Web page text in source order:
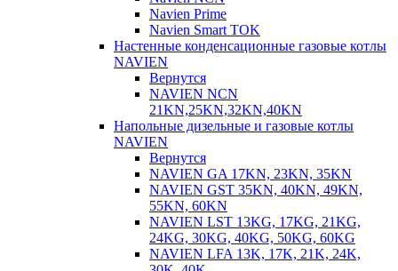
Navien Prime
Navien Smart TOK
Настенные конденсационные газовые котлы
NAVIEN
Вернутся
NAVIEN NCN
21KN,25KN,32KN,40KN
Напольные дизельные и газовые котлы
NAVIEN
Вернутся
NAVIEN GA 17KN, 23KN, 35KN
NAVIEN GST 35KN, 40KN, 49KN,
55KN, 60KN
NAVIEN LST 13KG, 17KG, 21KG,
24KG, 30KG, 40KG, 50KG, 60KG
NAVIEN LFA 13K, 17K, 21K, 24K,